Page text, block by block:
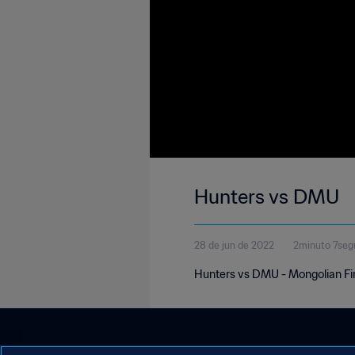
Hunters vs DMU
28 de jun de 2022 2minuto
Hunters vs DMU - Mongolian